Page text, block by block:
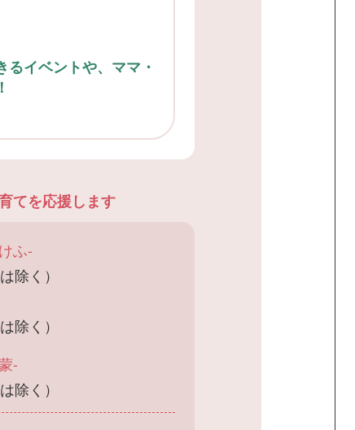
イベントや、ママ・
てを応援します
ふ-
除く）
除く）
-
除く）